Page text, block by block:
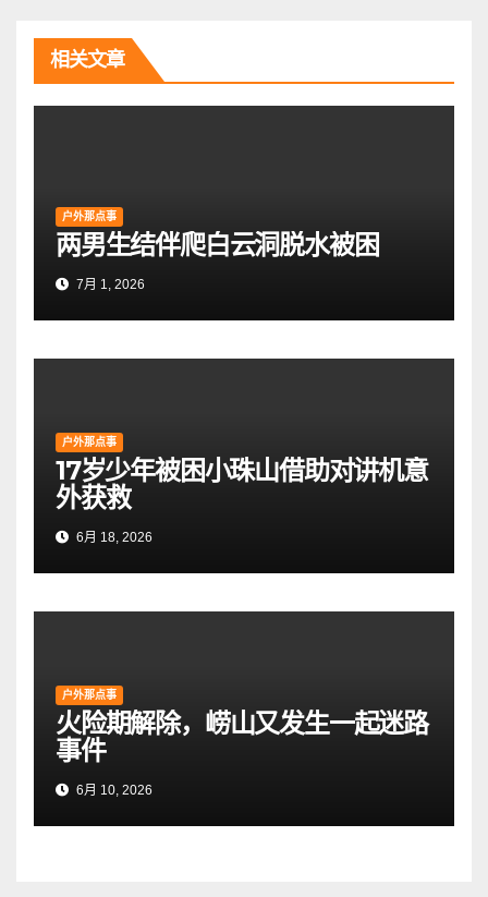
航
相关文章
户外那点事
两男生结伴爬白云洞脱水被困
7月 1, 2026
户外那点事
17岁少年被困小珠山借助对讲机意
外获救
6月 18, 2026
户外那点事
火险期解除，崂山又发生一起迷路
事件
6月 10, 2026